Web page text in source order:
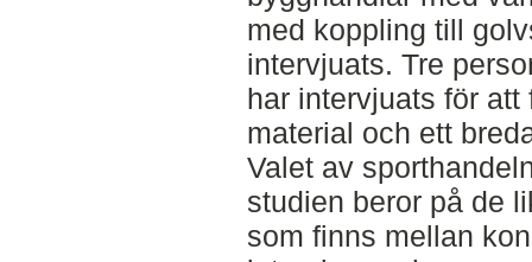
med koppling till
intervjuats. Tre
har intervjuats för att
material och ett
Valet av
studien beror på de
som finns mellan